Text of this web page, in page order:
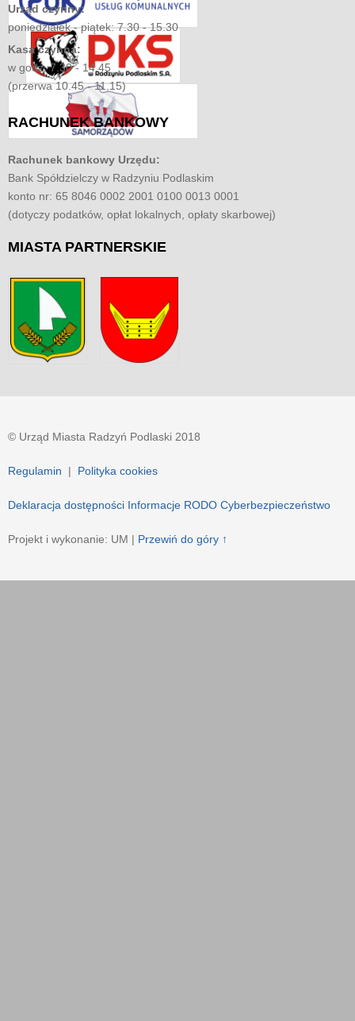
Urząd czynny:
poniedziałek - piątek: 7.30 - 15.30
Kasa czynna:
w godz. 7.30 - 14.45
(przerwa 10.45 - 11.15)
RACHUNEKBANKOWY
Rachunek bankowy Urzędu:
Bank Spółdzielczy w Radzyniu Podlaskim
konto nr: 65 8046 0002 2001 0100 0013 0001
(dotyczy podatków, opłat lokalnych, opłaty skarbowej)
MIASTA PARTNERSKIE
© Urząd Miasta Radzyń Podlaski 2018
Regulamin | Polityka cookies
Deklaracja dostępności Informacje RODO Cyberbezpieczeństwo
Projekt i wykonanie: UM | Przewiń do góry ↑